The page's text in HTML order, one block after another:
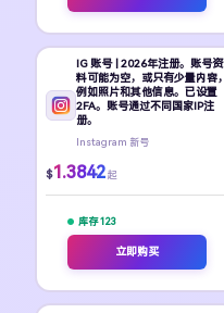
IG 账号 | 2026年注册。账号资
料可能为空，或只有少量内容，
例如照片和其他信息。已设置
2FA。账号通过不同国家IP注
册。
Instagram 新号
$1.3842 起
库存 123
立即购买